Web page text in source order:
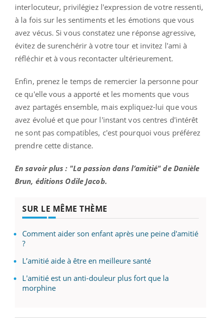
interlocuteur, privilégiez l'expression de votre ressenti,
à la fois sur les sentiments et les émotions que vous
avez vécus. Si vous constatez une réponse agressive,
évitez de surenchérir à votre tour et invitez l'ami à
réfléchir et à vous recontacter ultérieurement.
Enfin, prenez le temps de remercier la personne pour
ce qu'elle vous a apporté et les moments que vous
avez partagés ensemble, mais expliquez-lui que vous
avez évolué et que pour l'instant vos centres d'intérêt
ne sont pas compatibles, c'est pourquoi vous préférez
prendre cette distance.
En savoir plus : "La passion dans l’amitié" de Danièle
Brun, éditions Odile Jacob.
SUR LE MÊME THÈME
Comment aider son enfant après une peine d'amitié
?
L’amitié aide à être en meilleure santé
L'amitié est un anti-douleur plus fort que la
morphine